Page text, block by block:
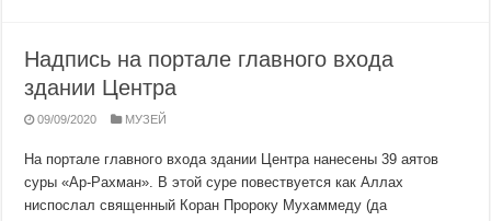
Надпись на портале главного входа
здании Центра
09/09/2020 МУЗЕЙ
На портале главного входа здании Центра нанесены 39 аятов
суры «Ар-Рахман». В этой суре повествуется как Аллах
ниспослал священный Коран Пророку Мухаммеду (да